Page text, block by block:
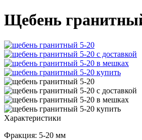
Щебень
Характеристики
Фракция: 5-20 мм